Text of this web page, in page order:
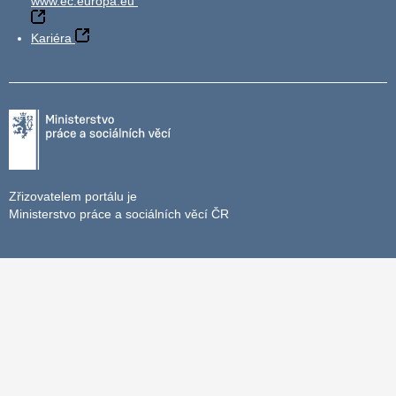
Kariéra
Zřizovatelem portálu je
Ministerstvo práce a sociálních věcí ČR